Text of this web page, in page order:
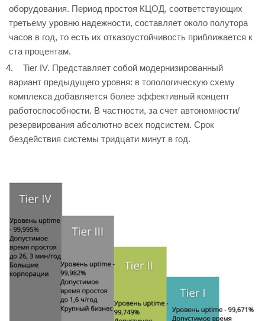
оборудования. Период простоя КЦОД, соответствующих
третьему уровню надежности, составляет около полутора
часов в год, то есть их отказоустойчивость приближается к
ста процентам.
Tier IV. Представляет собой модернизированный
вариант предыдущего уровня: в топологическую схему
комплекса добавляется более эффективный концепт
работоспособности. В частности, за счет автономности/
резервирования абсолютно всех подсистем. Срок
бездействия системы тридцати минут в год.